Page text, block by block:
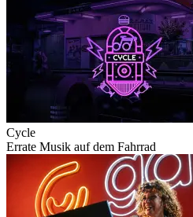
Cycle
Errate Musik auf dem Fahrrad